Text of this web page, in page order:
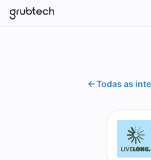
Todas as